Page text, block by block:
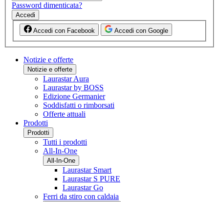
Password dimenticata?
Accedi
Accedi con Facebook Accedi con Google
Notizie e offerte
Notizie e offerte
Laurastar Aura
Laurastar by BOSS
Edizione Germanier
Soddisfatti o rimborsati
Offerte attuali
Prodotti
Prodotti
Tutti i prodotti
All-In-One
All-In-One
Laurastar Smart
Laurastar S PURE
Laurastar Go
Ferri da stiro con caldaia